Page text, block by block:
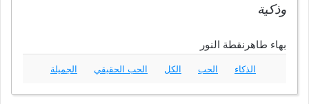
وذكية
بهاء طاهرنقطة النور
الذكاء الحب الكل الحب الحقيقي الجميلة